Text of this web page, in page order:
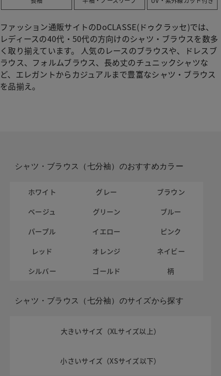
ファッション通販サイトのDoCLASSE(ドゥクラッセ)では、
レディースの40代・50代の方向けのシャツ・ブラウスを数多
く取り揃えています。 人気のレースのブラウスや、ドレスブ
ラウス、フォルムブラウス、長め丈のチュニックシャツな
ど、エレガントからカジュアルまで豊富なシャツ・ブラウス
を品揃え。
シャツ・ブラウス（七分袖）のおすすめカラー
ホワイト グレー
ブラウン
ベージュ
グリーン
ブルー
パープル
イエロー
ピンク
レッド
オレンジ
ネイビー
シルバー
ゴールド 柄
シャツ・ブラウス（七分袖）のサイズから探す
大きいサイズ（XLサイズ以上）
小さいサイズ（XSサイズ以下）